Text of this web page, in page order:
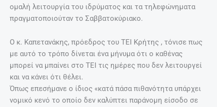
ομαλή λειτουργία του ιδρύματος και τα τηλεφώνηματα
πραγματοποιούταν το Σαββατοκύριακο.
Ο κ. Καπετανάκης, πρόεδρος του ΤΕΙ Κρήτης , τόνισε πως
με αυτό το τρόπο δίνεται ένα μήνυμα ότι ο καθένας
μπορεί να μπαίνει στο ΤΕΙ τις ημέρες που δεν λειτουργεί
και να κάνει ότι θέλει.
Όπως επεσήμανε ο ίδιος «κατά πάσα πιθανότητα υπάρχει
νομικό κενό το οποίο δεν καλύπτει παράνομη είσοδο σε